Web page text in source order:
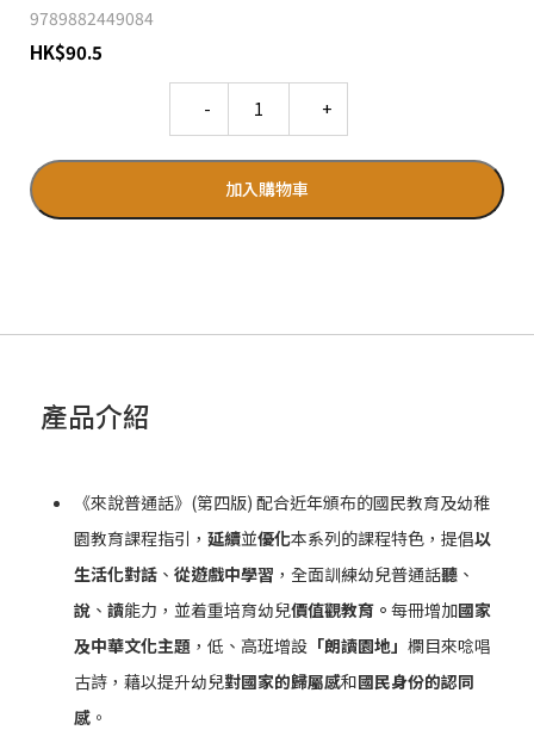
9789882449084
HK$90.5
加入購物車
產品介紹
《來說普通話》(第四版) 配合近年頒布的國民教育及幼稚
園教育課程指引， 延續並優化本系列的課程特色，提倡以
生活化對話、 從遊戲中學習 ，全面訓練幼兒普通話聽、
說、 讀能力，並着重培育幼兒價值觀教育。 每冊增加國家
及中華文化主題 ，低、高班增設「朗讀園地」 欄目來唸唱
古詩，藉以提升幼兒對國家的歸屬感和國民身份的認同
感。